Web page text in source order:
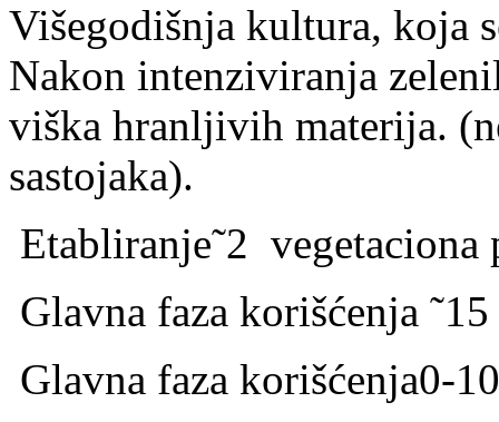
Višegodišnja kultura, koja
Nakon intenziviranja
viška hranljivih materija.
sastojaka).
Etabliranje˜2 vegetaciona
Glavna faza korišćenja
Glavna faza korišćenja0-